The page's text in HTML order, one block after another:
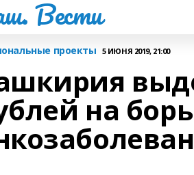
Вести
проекты 5 ИЮНЯ 2019, 21:00
на